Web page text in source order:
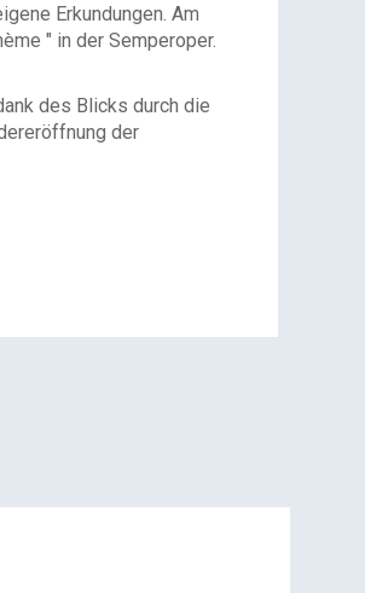
Erkundungen. Am
" in der Semperoper.
des Blicks durch die
der